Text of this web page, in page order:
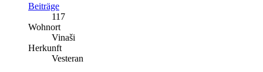
Beiträge
117
Wohnort
Vinaši
Herkunft
Vesteran